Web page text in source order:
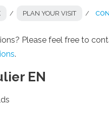
PLAN YOUR VISIT
Please feel free to
.
EN